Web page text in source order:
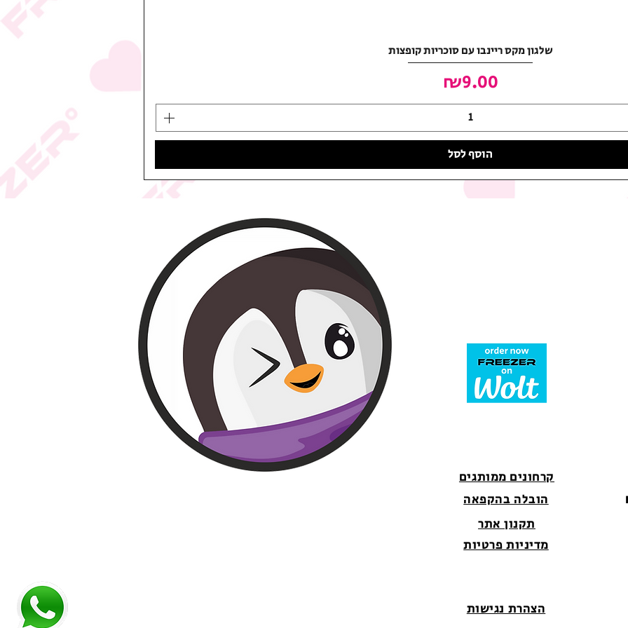
שלגון מקס ריינבו עם סוכריות קופצות
מחיר
₪9.00
הוסף לסל
קרחונים ממותגים
הובלה בהקפאה
תקנון אתר
מדיניות פרטיות
הצהרת נגישות